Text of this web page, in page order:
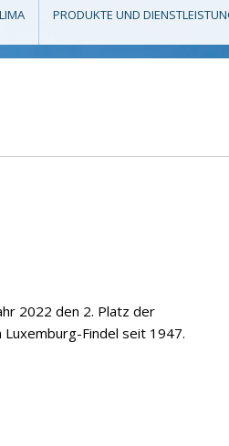
PRODUKTE UND
2022 den 2. Platz der
Findel seit 1947.